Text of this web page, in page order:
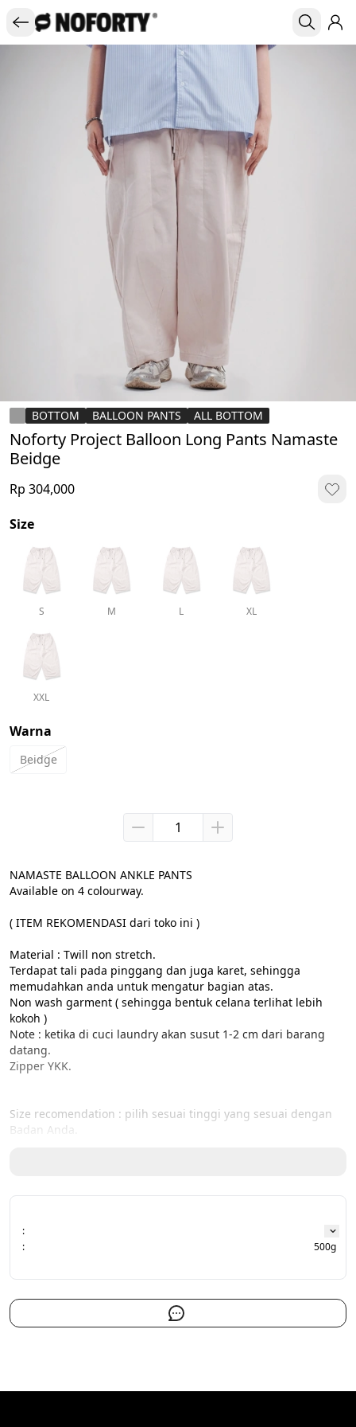
BOTTOM BALLOON PANTS ALL BOTTOM
Noforty Project Balloon Long Pants Namaste
Beidge
Rp 304,000
Size
S M L XL
XXL
Warna
Beidge
NAMASTE BALLOON ANKLE PANTS
Available on 4 colourway.
( ITEM REKOMENDASI dari toko ini )
Material : Twill non stretch.
Terdapat tali pada pinggang dan juga karet, sehingga
memudahkan anda untuk mengatur bagian atas.
Non wash garment ( sehingga bentuk celana terlihat lebih
kokoh )
Note : ketika di cuci laundry akan susut 1-2 cm dari barang
datang.
Zipper YKK.
Size recomendation : pilih sesuai tinggi yang sesuai dengan
Badan Anda.
Untuk size chart bisa di lihat pada slide foto akhir.
:
:
500g